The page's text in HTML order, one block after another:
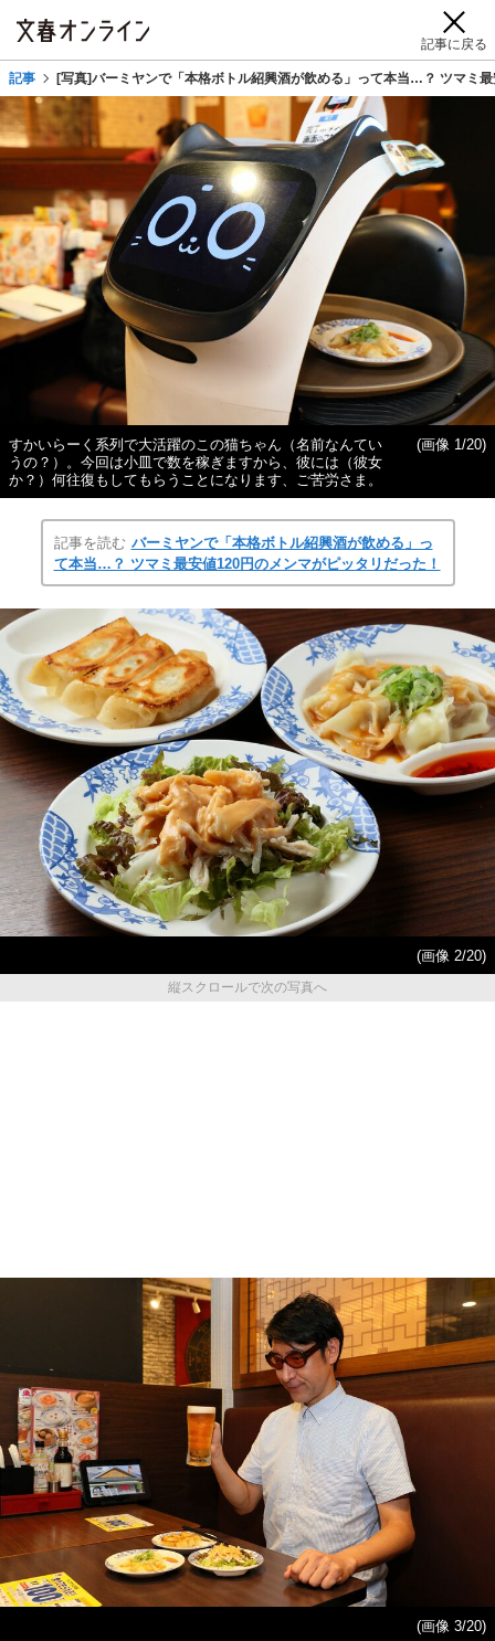
記事に戻る
記事 [写真]バーミヤンで「本格ボトル紹興酒が飲める」って本当…？ ツマミ
すかいらーく系列で大活躍のこの猫ちゃん（名前なんてい
うの？）。今回は小皿で数を稼ぎますから、彼には（彼女
か？）何往復もしてもらうことになります、ご苦労さま。
(画像 1/20)
記事を読む バーミヤンで「本格ボトル紹興酒が飲める」っ
て本当…？ ツマミ最安値120円のメンマがピッタリだった！
(画像 2/20)
縦スクロールで次の写真へ
(画像 3/20)